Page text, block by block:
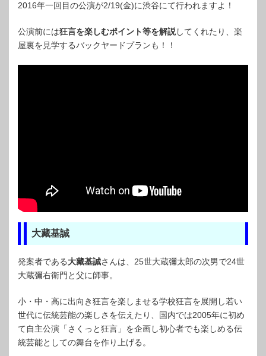
2016年一回目の公演が2/19(金)に渋谷にて行われますよ！
公演前には狂言を楽しむポイント等を解説してくれたり、楽
屋裏を見学するバックヤードプランも！！
大藏基誠
発案者である大藏基誠さんは、25世大蔵彌太郎の次男で24世
大蔵彌右衛門と父に師事。
小・中・高に出向き狂言を楽しませる学校狂言を展開し若い
世代に伝統芸能の楽しさを伝えたり、国内では2005年に初め
て自主公演「さくっと狂言」を企画し初心者でも楽しめる伝
統芸能としての舞台を作り上げる。